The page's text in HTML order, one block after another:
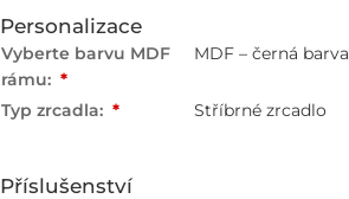
Personalizace
Vyberte barvu MDF
rámu: *
MDF – černá barva
Typ zrcadla: * Stříbrné zrcadlo
Příslušenství